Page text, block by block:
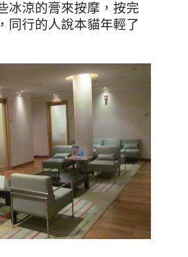
冰涼的膏來按摩，按完
同行的人說本貓年輕了